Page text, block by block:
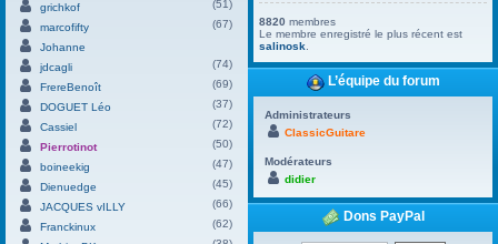
grichkof
(51)
marcofifty
(67)
Johanne
jdcagli
(74)
FrereBenoît
(69)
DOGUET Léo
(37)
Cassiel
(72)
Pierrotinot
(50)
boineekig
(47)
Dienuedge
(45)
JACQUES vILLY
(66)
Franckinux
(62)
8820 membres
Le membre enregistré le plus récent est
salinosk
L’équipe du forum
Administrateurs
ClassicGuitare
Modérateurs
didier
Dons PayPal